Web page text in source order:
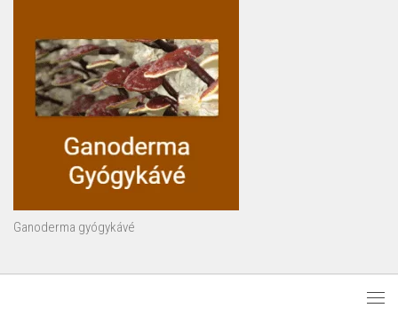
Ganoderma gyógykávé